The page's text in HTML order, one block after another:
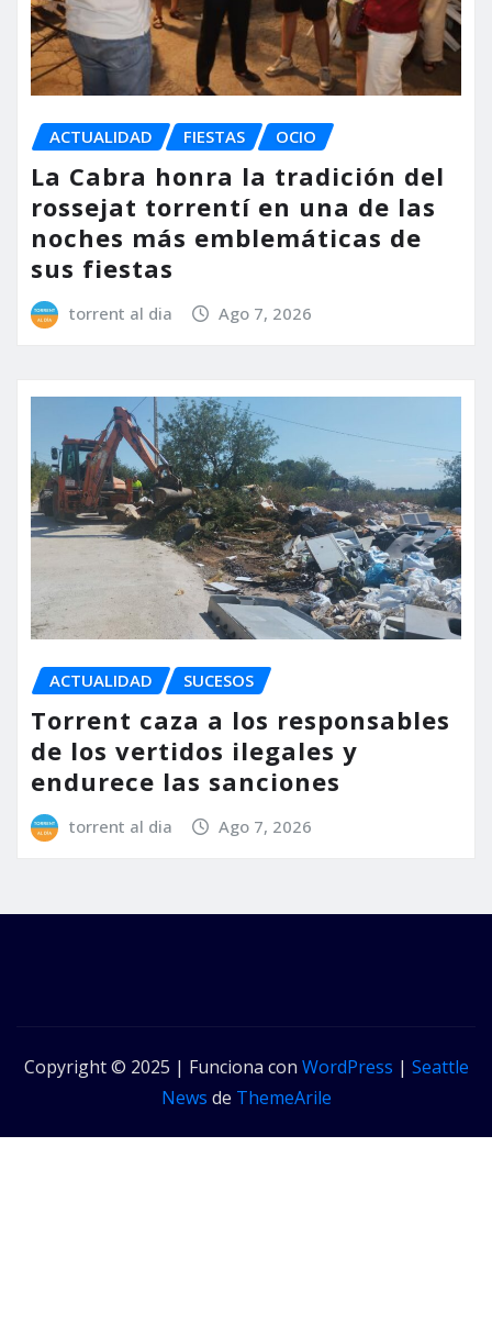
ACTUALIDAD FIESTAS OCIO
La Cabra honra la tradición del
rossejat torrentí en una de las
noches más emblemáticas de
sus fiestas
torrent al dia Ago 7, 2026
ACTUALIDAD SUCESOS
Torrent caza a los responsables
de los vertidos ilegales y
endurece las sanciones
torrent al dia Ago 7, 2026
Copyright © 2025 | Funciona con WordPress | Seattle
News de ThemeArile